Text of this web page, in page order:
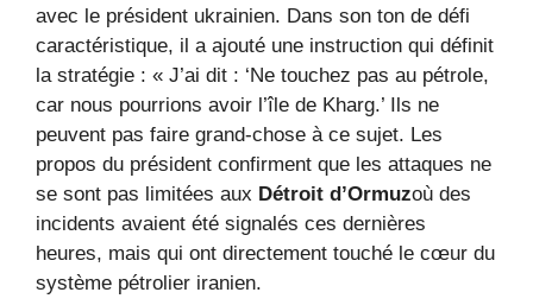
avec le président ukrainien. Dans son ton de défi
caractéristique, il a ajouté une instruction qui définit
la stratégie : « J’ai dit : ‘Ne touchez pas au pétrole,
car nous pourrions avoir l’île de Kharg.’ Ils ne
peuvent pas faire grand-chose à ce sujet. Les
propos du président confirment que les attaques ne
se sont pas limitées aux Détroit d’Ormuzoù des
incidents avaient été signalés ces dernières
heures, mais qui ont directement touché le cœur du
système pétrolier iranien.